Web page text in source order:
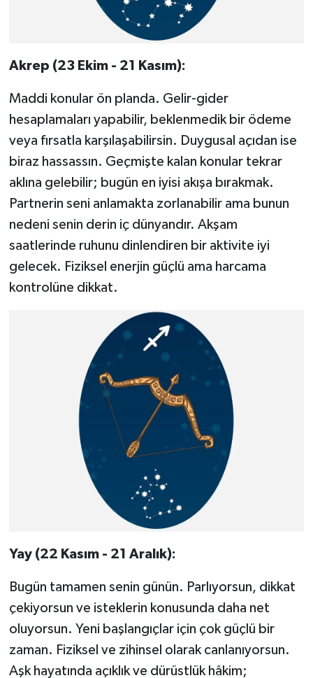
Akrep (23 Ekim - 21 Kasım):
Maddi konular ön planda. Gelir-gider
hesaplamaları yapabilir, beklenmedik bir ödeme
veya fırsatla karşılaşabilirsin. Duygusal açıdan ise
biraz hassassın. Geçmişte kalan konular tekrar
aklına gelebilir; bugün en iyisi akışa bırakmak.
Partnerin seni anlamakta zorlanabilir ama bunun
nedeni senin derin iç dünyandır. Akşam
saatlerinde ruhunu dinlendiren bir aktivite iyi
gelecek. Fiziksel enerjin güçlü ama harcama
kontrolüne dikkat.
Yay (22 Kasım - 21 Aralık):
Bugün tamamen senin günün. Parlıyorsun, dikkat
çekiyorsun ve isteklerin konusunda daha net
oluyorsun. Yeni başlangıçlar için çok güçlü bir
zaman. Fiziksel ve zihinsel olarak canlanıyorsun.
Aşk hayatında açıklık ve dürüstlük hâkim;